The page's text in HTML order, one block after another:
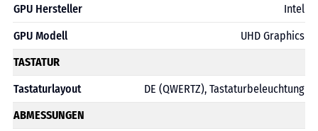
GPU Hersteller
Intel
GPU Modell
UHD Graphics
TASTATUR
Tastaturlayout
DE (QWERTZ), Tastaturbeleuchtung
ABMESSUNGEN